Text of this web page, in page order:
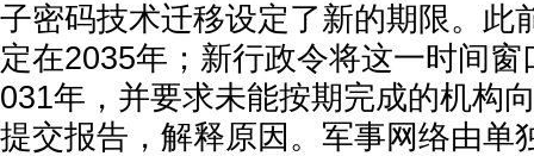
子密码技术迁移设定了新的期限。此
定在2035年；新行政令将这一时间
031年，并要求未能按期完成的机构
提交报告，解释原因。军事网络由单